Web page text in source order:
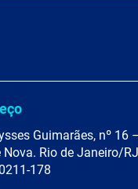
Guimarães, nº 16
Nova. Rio de Janeiro/RJ
178